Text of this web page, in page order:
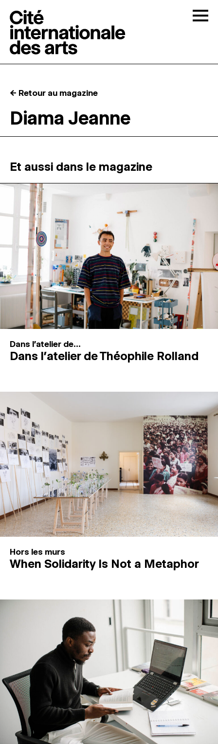
RÉSIDENCES ↓
ATELIERS OUVERTS
PROGRAMMATION
MAGAZINE
ESPACES DE PRATIQUE ARTISTIQUE ↓
Recherche
Connexion
← Retour au magazine
Diama Jeanne
Et aussi dans le magazine
Dans l'atelier de...
Dans l’atelier de Théophile Rolland
Hors les murs
When Solidarity Is Not a Metaphor